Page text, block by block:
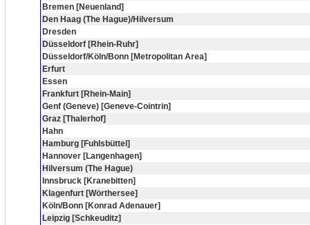
Bremen [Neuenland]
Den Haag (The Hague)/Hilversum
Dresden
Düsseldorf [Rhein-Ruhr]
Düsseldorf/Köln/Bonn [Metropolitan Area]
Erfurt
Essen
Frankfurt [Rhein-Main]
Genf (Geneve) [Geneve-Cointrin]
Graz [Thalerhof]
Hahn
Hamburg [Fuhlsbüttel]
Hannover [Langenhagen]
Hilversum (The Hague)
Innsbruck [Kranebitten]
Klagenfurt [Wörthersee]
Köln/Bonn [Konrad Adenauer]
Leipzig [Schkeuditz]